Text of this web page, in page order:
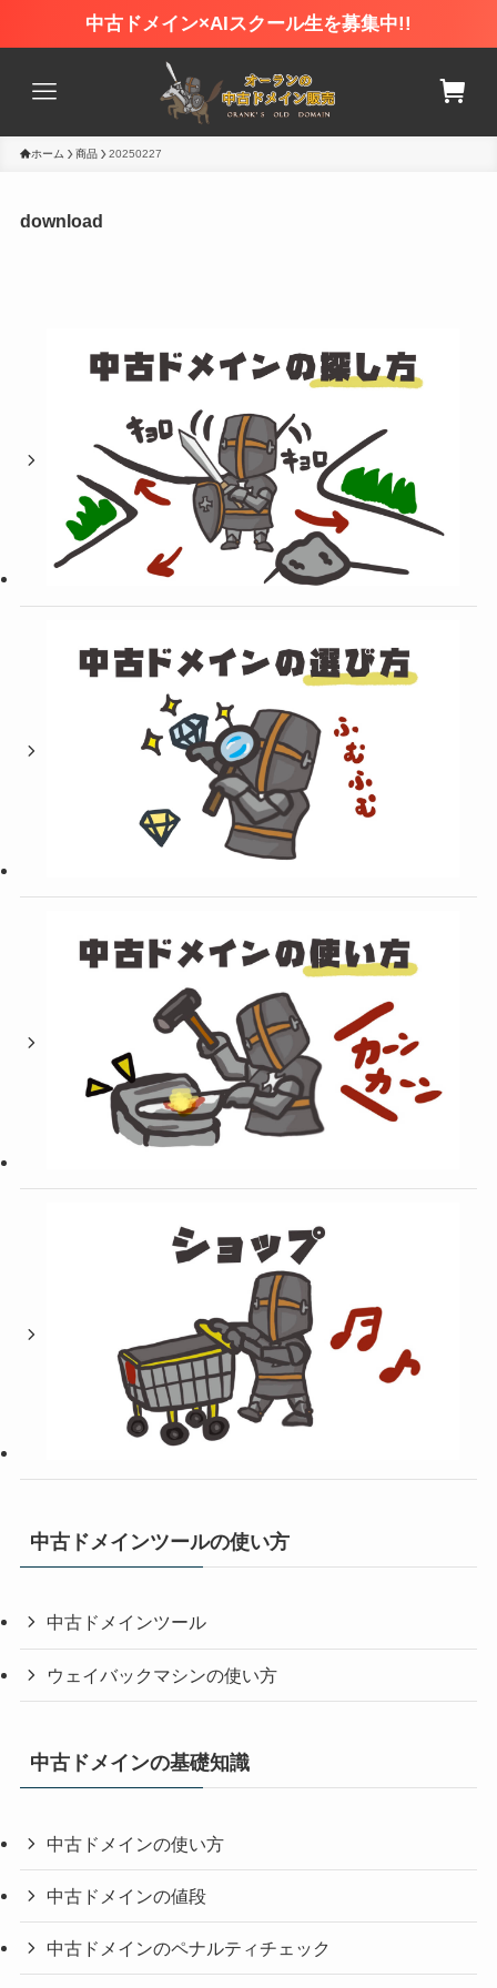
中古ドメイン×AIスクール生を募集中!!
ホーム 商品 20250227
download
中古ドメインツールの使い方
中古ドメインツール
ウェイバックマシンの使い方
中古ドメインの基礎知識
中古ドメインの使い方
中古ドメインの値段
中古ドメインのペナルティチェック